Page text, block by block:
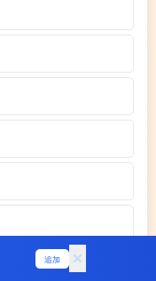
追加